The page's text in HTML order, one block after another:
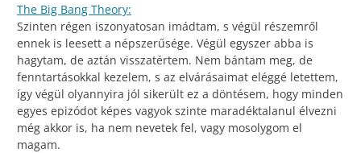
The Big Bang Theory:
Szinten régen iszonyatosan imádtam, s végül részemről
ennek is leesett a népszerűsége. Végül egyszer abba is
hagytam, de aztán visszatértem. Nem bántam meg, de
fenntartásokkal kezelem, s az elvárásaimat eléggé letettem,
így végül olyannyira jól sikerült ez a döntésem, hogy minden
egyes epizódot képes vagyok szinte maradéktalanul élvezni
még akkor is, ha nem nevetek fel, vagy mosolygom el
magam.